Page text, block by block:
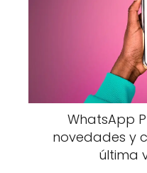
WhatsApp
novedades y
última